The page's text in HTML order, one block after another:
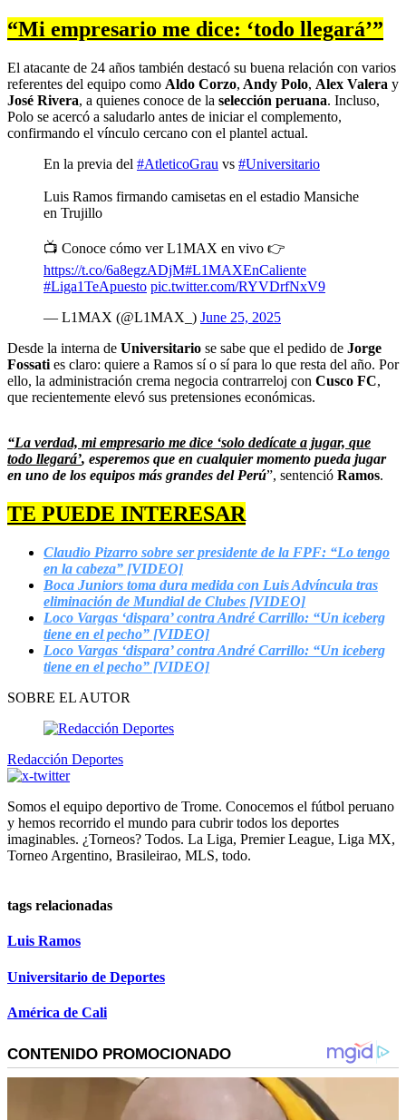
“Mi empresario me dice: ‘todo llegará’”
El atacante de 24 años también destacó su buena relación con varios
referentes del equipo como Aldo Corzo, Andy Polo, Alex Valera y
José Rivera, a quienes conoce de la selección peruana. Incluso,
Polo se acercó a saludarlo antes de iniciar el complemento,
confirmando el vínculo cercano con el plantel actual.
En la previa del #AtleticoGrau vs #Universitario
Luis Ramos firmando camisetas en el estadio Mansiche
en Trujillo
📺 Conoce cómo ver L1MAX en vivo 👉
https://t.co/6a8egzADjM#L1MAXEnCaliente
#Liga1TeApuesto pic.twitter.com/RYVDrfNxV9
— L1MAX (@L1MAX_) June 25, 2025
Desde la interna de Universitario se sabe que el pedido de Jorge
Fossati es claro: quiere a Ramos sí o sí para lo que resta del año. Por
ello, la administración crema negocia contrarreloj con Cusco FC,
que recientemente elevó sus pretensiones económicas.
“La verdad, mi empresario me dice ‘solo dedícate a jugar, que
todo llegará’, esperemos que en cualquier momento pueda jugar
en uno de los equipos más grandes del Perú”, sentenció Ramos.
TE PUEDE INTERESAR
Claudio Pizarro sobre ser presidente de la FPF: “Lo tengo
en la cabeza” [VIDEO]
Boca Juniors toma dura medida con Luis Advíncula tras
eliminación de Mundial de Clubes [VIDEO]
Loco Vargas ‘dispara’ contra André Carrillo: “Un iceberg
tiene en el pecho” [VIDEO]
Loco Vargas ‘dispara’ contra André Carrillo: “Un iceberg
tiene en el pecho” [VIDEO]
SOBRE EL AUTOR
Redacción Deportes
Somos el equipo deportivo de Trome. Conocemos el fútbol peruano
y hemos recorrido el mundo para cubrir todos los deportes
imaginables. ¿Torneos? Todos. La Liga, Premier League, Liga MX,
Torneo Argentino, Brasileirao, MLS, todo.
tags relacionadas
Luis Ramos
Universitario de Deportes
América de Cali